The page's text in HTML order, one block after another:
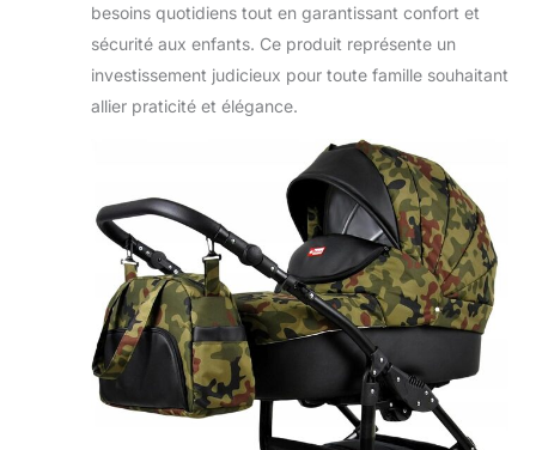
besoins quotidiens tout en garantissant confort et
sécurité aux enfants. Ce produit représente un
investissement judicieux pour toute famille souhaitant
allier praticité et élégance.